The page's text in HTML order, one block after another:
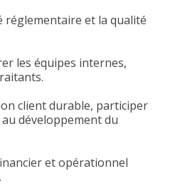
et la qualité
les équipes internes,
client durable, participer
développement du
et opérationnel